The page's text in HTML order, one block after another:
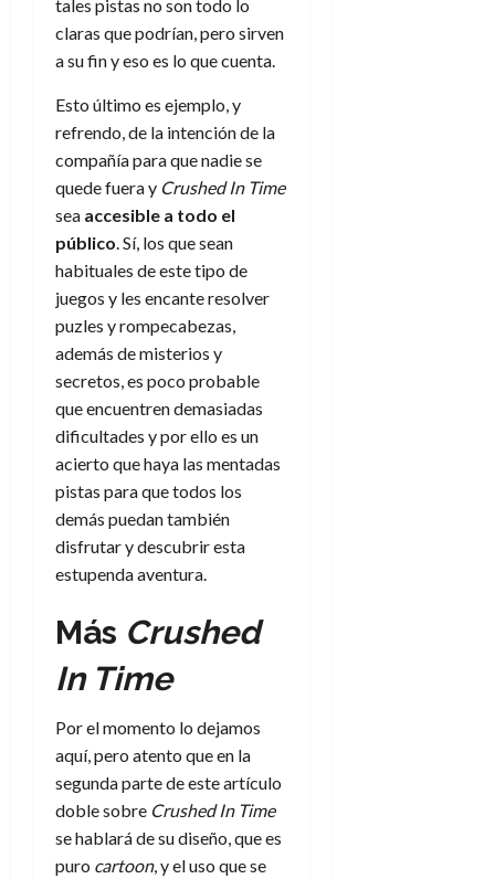
tales pistas no son todo lo
claras que podrían, pero sirven
a su fin y eso es lo que cuenta.
Esto último es ejemplo, y
refrendo, de la intención de la
compañía para que nadie se
quede fuera y Crushed In Time
sea accesible a todo el
público. Sí, los que sean
habituales de este tipo de
juegos y les encante resolver
puzles y rompecabezas,
además de misterios y
secretos, es poco probable
que encuentren demasiadas
dificultades y por ello es un
acierto que haya las mentadas
pistas para que todos los
demás puedan también
disfrutar y descubrir esta
estupenda aventura.
Más Crushed
In Time
Por el momento lo dejamos
aquí, pero atento que en la
segunda parte de este artículo
doble sobre Crushed In Time
se hablará de su diseño, que es
puro cartoon, y el uso que se